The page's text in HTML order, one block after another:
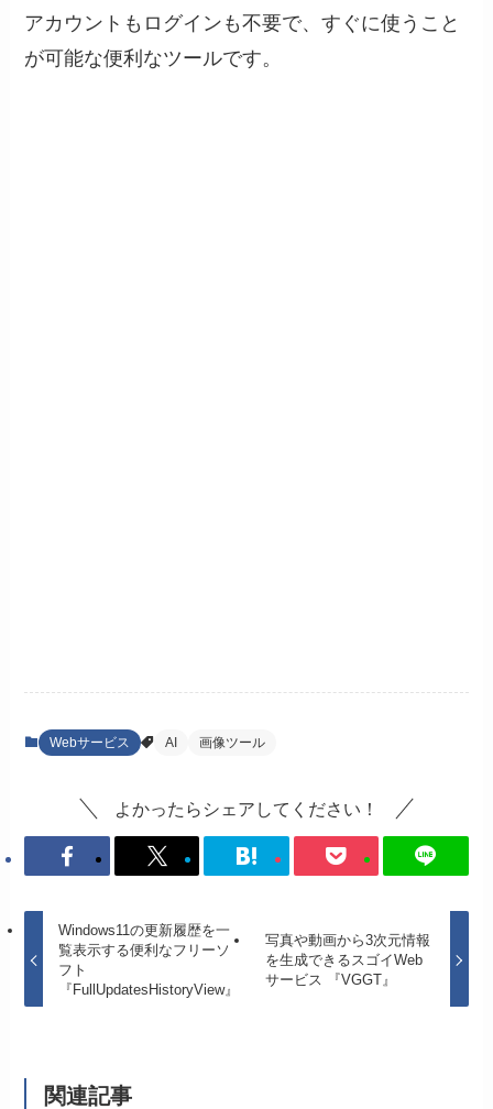
アカウントもログインも不要で、すぐに使うこと
が可能な便利なツールです。
Webサービス AI 画像ツール
よかったらシェアしてください！
Windows11の更新履歴を一
覧表示する便利なフリーソ
フト
『FullUpdatesHistoryView』
写真や動画から3次元情報
を生成できるスゴイWeb
サービス 『VGGT』
関連記事